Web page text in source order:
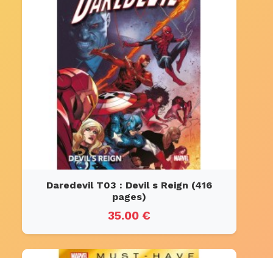
Daredevil T03 : Devil s Reign (416
pages)
35.00 €